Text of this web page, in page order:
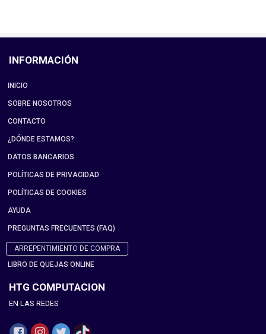
INFORMACIÓN
INICIO
SOBRE NOSOTROS
CONTACTO
¿DÓNDE ESTAMOS?
DATOS BANCARIOS
POLÍTICAS DE PRIVACIDAD
POLÍTICAS DE COOKIES
AYUDA
PREGUNTAS FRECUENTES (FAQ)
ARREPENTIMIENTO DE COMPRA
LIBRO DE QUEJAS ONLINE
HTG COMPUTACION
EN LAS REDES